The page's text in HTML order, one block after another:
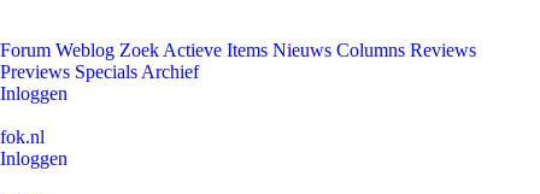
Forum Weblog Zoek Actieve Items Nieuws Columns Reviews
Previews Specials Archief
Inloggen
fok.nl
Inloggen